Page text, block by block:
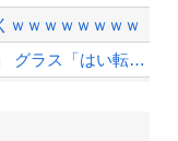
ｗｗｗｗｗｗｗｗ
【草】アル中「水飲みたくない！」 グラス「はい転倒」
ばってるのかな